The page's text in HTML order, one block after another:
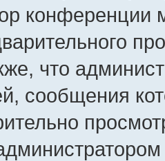
конференции
что
сообщения